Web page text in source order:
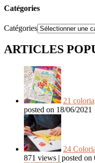
Catégories
Catégories
ARTICLES
21
posted on 18/06/2021
24
871 views | posted on